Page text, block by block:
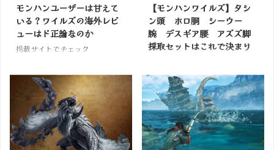
モンハンユーザーは甘えて
いる？ワイルズの海外レビ
ューはド正論なのか
掲載サイトでチェック
【モンハンワイルズ】タシ
ン頭 ホロ胴 シーウー
腕 デスギア腰 アズズ脚
採取セットはこれで決まり